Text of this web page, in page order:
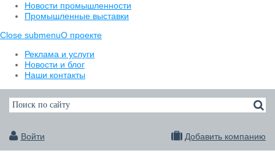
Новости промышленности
Промышленные выставки
Close submenuО проекте
Реклама и услуги
Новости и блог
Наши контакты
Войти Добавить компанию